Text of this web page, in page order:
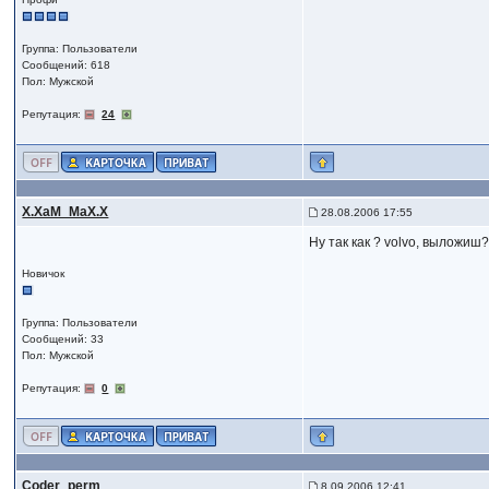
Группа: Пользователи
Сообщений: 618
Пол: Мужской
Репутация: 24
X.XaM_MaX.X 28.08.2006 17:55
Новичок
Группа: Пользователи
Сообщений: 33
Пол: Мужской
Репутация: 0
Ну так как ? volvo,
Coder_perm 8.09.2006 12:41